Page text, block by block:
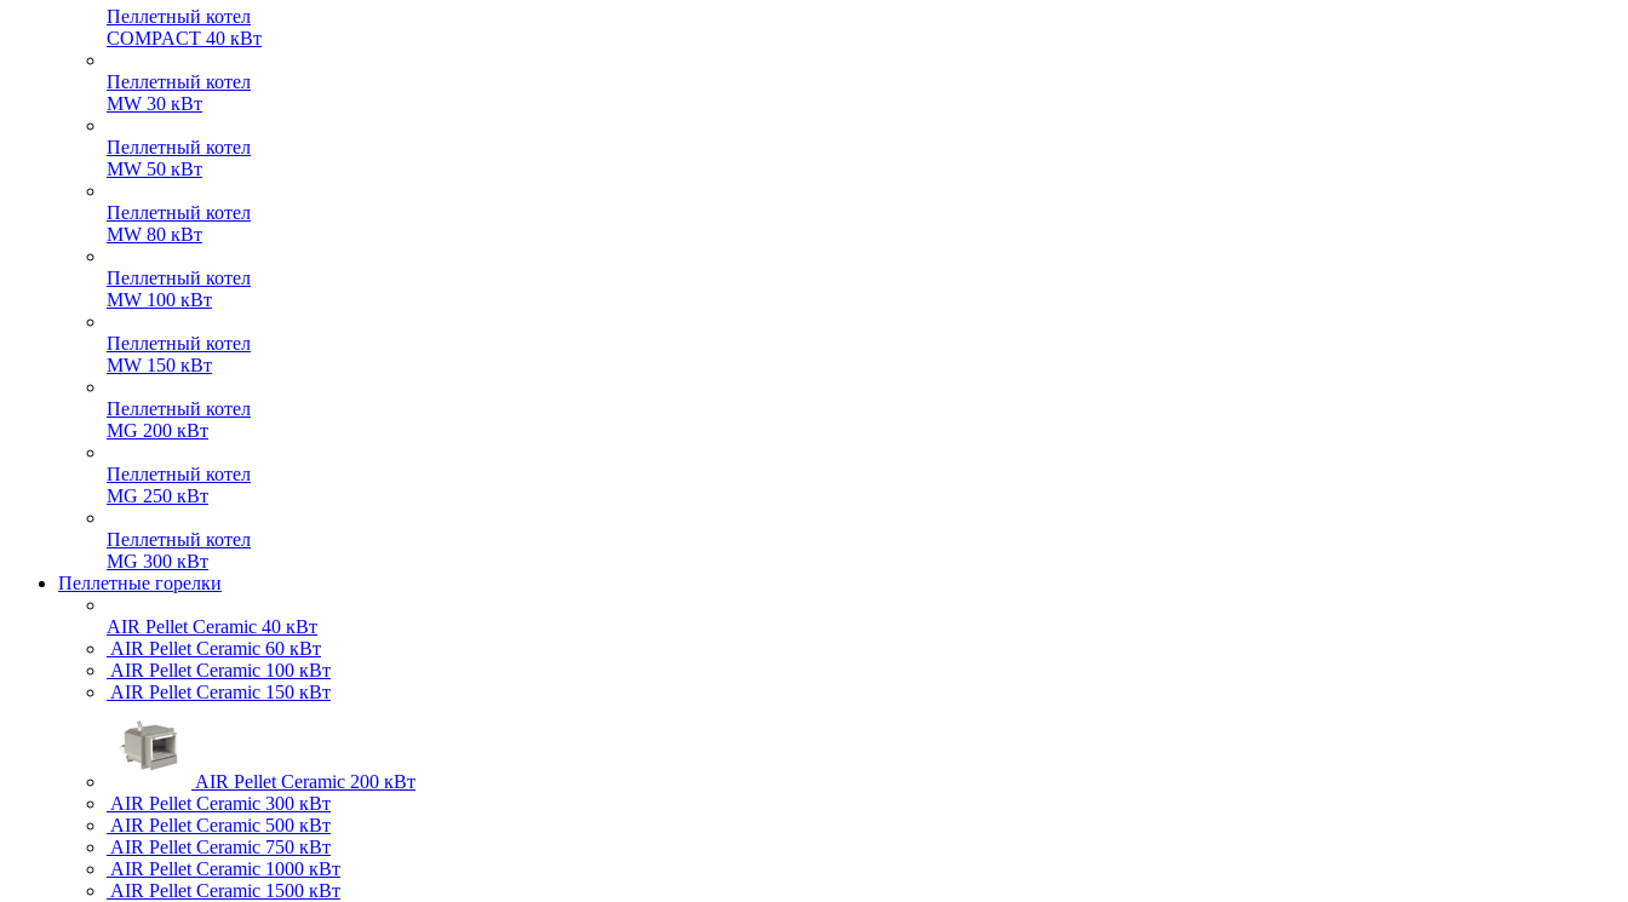
Пеллетный котел
COMPACT 40 кВт
Пеллетный котел
MW 30 кВт
Пеллетный котел
MW 50 кВт
Пеллетный котел
MW 80 кВт
Пеллетный котел
MW 100 кВт
Пеллетный котел
MW 150 кВт
Пеллетный котел
MG 200 кВт
Пеллетный котел
MG 250 кВт
Пеллетный котел
MG 300 кВт
Пеллетные горелки
AIR Pellet Ceramic 40 кВт
AIR Pellet Ceramic 60 кВт
AIR Pellet Ceramic 100 кВт
AIR Pellet Ceramic 150 кВт
AIR Pellet Ceramic 200 кВт
AIR Pellet Ceramic 300 кВт
AIR Pellet Ceramic 500 кВт
AIR Pellet Ceramic 750 кВт
AIR Pellet Ceramic 1000 кВт
AIR Pellet Ceramic 1500 кВт